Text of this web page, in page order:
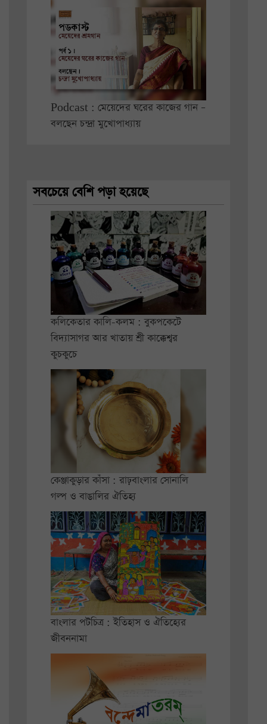
Podcast : মেয়েদের ঘরের কাজের গান –
বলছেন চন্দ্রা মুখোপাধ্যায়
সবচেয়ে বেশি পড়া হয়েছে
কলিকেতার কালি-কলম : বুকপকেটে
বিদ্যাসাগর আর খাতায় শ্রী কাক্কেশ্বর
কুচকুচে
কেঞ্জাকুড়ার কাঁসা : রাঢ়বাংলার সোনালি
গল্প ও বাঙালির ঐতিহ্য
বাংলার পটচিত্র : ইতিহাস ও ঐতিহ্যের
জীবননামা